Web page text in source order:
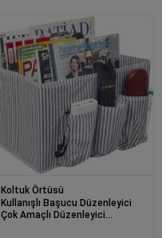
Koltuk Örtüsü
Kullanışlı Başucu Düzenleyici
Çok Amaçlı Düzenleyici